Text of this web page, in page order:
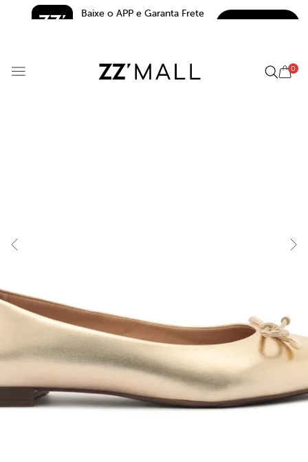
Baixe o APP e Garanta Frete
0